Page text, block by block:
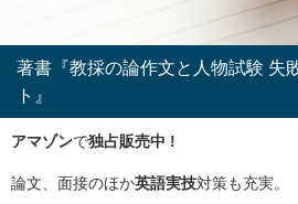
著書『教採の論作文と人物試験 失
ト』
アマゾンで独占販売中 !
論文、面接のほか英語実技対策も充実。